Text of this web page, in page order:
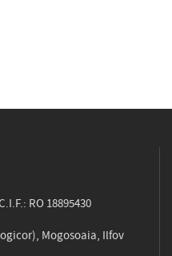
RO 18895430
Mogosoaia, Ilfov